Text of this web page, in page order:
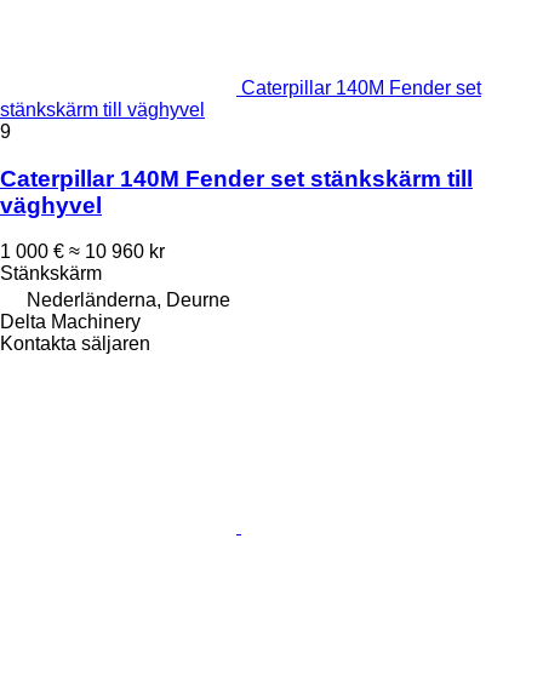
Caterpillar 140M Fender set
stänkskärm till väghyvel
9
Caterpillar 140M Fender set stänkskärm till
väghyvel
1 000 € ≈ 10 960 kr
Stänkskärm
Nederländerna, Deurne
Delta Machinery
Kontakta säljaren